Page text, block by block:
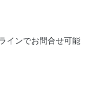
インでお問合せ可能